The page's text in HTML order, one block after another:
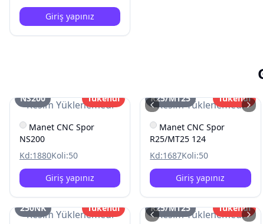
Giriş yapınız
Resim Yüklenemedi
NS200 Tükendi
Manet CNC Spor
NS200
Kd:1880Koli:50
Giriş yapınız
Resim Yüklenemedi
R25/MT25 Tükendi
Manet CNC Spor
R25/MT25 124
Kd:1687Koli:50
Giriş yapınız
Resim Yüklenemedi
250NK Tükendi
Resim Yüklenemedi
R25/MT25 Tükendi